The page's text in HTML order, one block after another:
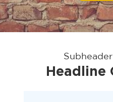
Headline